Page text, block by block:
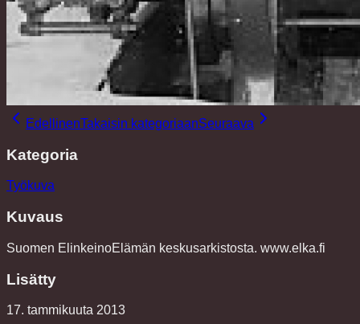
EdellinenTakaisin kategoriaanSeuraava
Kategoria
Työkuva
Kuvaus
Suomen ElinkeinoElämän keskusarkistosta. www.elka.fi
Lisätty
17. tammikuuta 2013